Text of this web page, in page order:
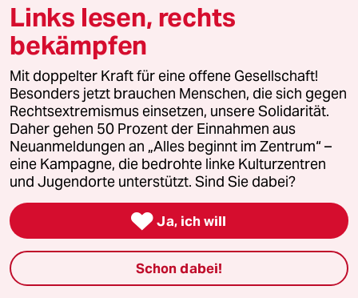
ke1ner
06.03.2021,14:20 Uhr
für viele Leute) und der Wortwahl - einzig "wir"
findet sich bei beiden: es ist erfunden, um
#actout ein "nicht lebensgefährlich" bzw.
irrelevant zu bescheinigen.
Cancel-Culture ist hier, wie auch sonst in der
Debatte, m.E. ein Totschlagargument. Es sollte
unabdingbare Konsequenz* sein, wenn eine
Kritikerin so unsauber arbeitet: mit ihr als
Jurorin ist z.B. auch jeder Literaturpreis, über
den sie mitentscheidet, entwertet, das
*war übrigens auch früher schon so,
is.gd/Qas01B
Links lesen, rechts
bekämpfen
Mit doppelter Kraft für eine offene Gesellschaft!
Besonders jetzt brauchen Menschen, die sich gegen
Rechtsextremismus einsetzen, unsere Solidarität.
Daher gehen 50 Prozent der Einnahmen aus
Neuanmeldungen an „Alles beginnt im Zentrum“ –
eine Kampagne, die bedrohte linke Kulturzentren
und Jugendorte unterstützt. Sind Sie dabei?
 Ja, ich will
Schon dabei!